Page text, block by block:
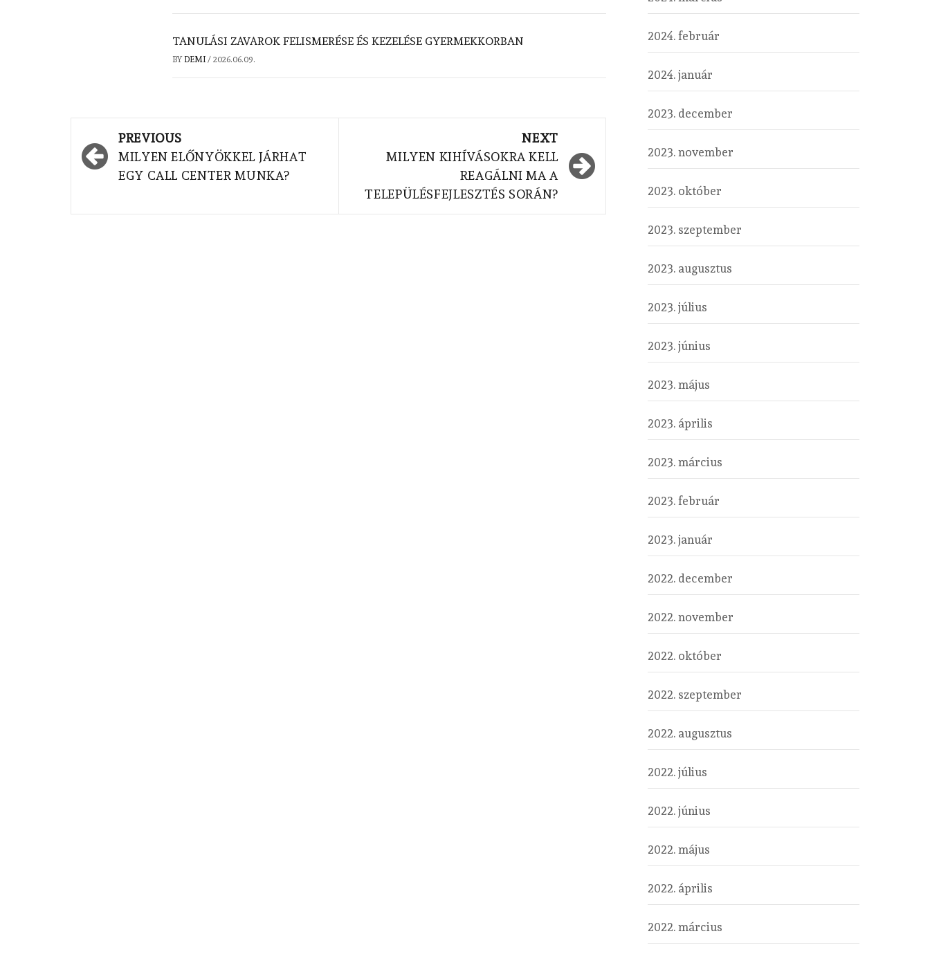
TANULÁSI ZAVAROK FELISMERÉSE ÉS KEZELÉSE GYERMEKKORBAN
BY DEMI / 2026.06.09.
navigation
PREVIOUS
MILYEN ELŐNYÖKKEL JÁRHAT
EGY CALL CENTER MUNKA?
NEXT
MILYEN KIHÍVÁSOKRA KELL
REAGÁLNI MA A
TELEPÜLÉSFEJLESZTÉS SORÁN?
2024. február
2024. január
2023. december
2023. november
2023. október
2023. szeptember
2023. augusztus
2023. július
2023. június
2023. május
2023. április
2023. március
2023. február
2023. január
2022. december
2022. november
2022. október
2022. szeptember
2022. augusztus
2022. július
2022. június
2022. május
2022. április
2022. március